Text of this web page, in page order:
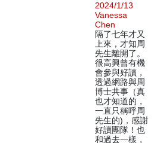
2024/1/13
Vanessa
Chen
隔了七年才又
上來，才知周
先生離開了。
很高興曾有機
會參與好讀，
透過網路與周
博士共事（真
也才知道的，
一直只稱呼周
先生的)，感謝
好讀團隊！也
和過去一樣，